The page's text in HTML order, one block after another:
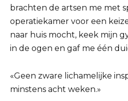
brachten de artsen me met
operatiekamer voor een
naar huis mocht, keek mijn
in de ogen en gaf me één
«Geen zware lichamelijke
minstens acht weken.»